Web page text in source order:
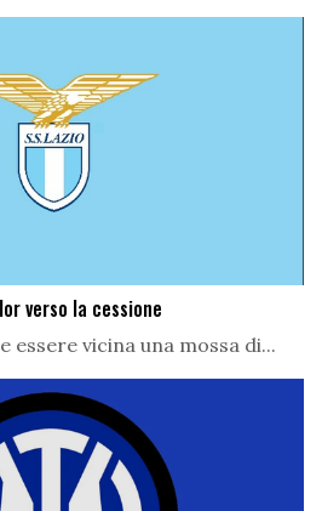
verso la cessione
essere vicina una mossa di...